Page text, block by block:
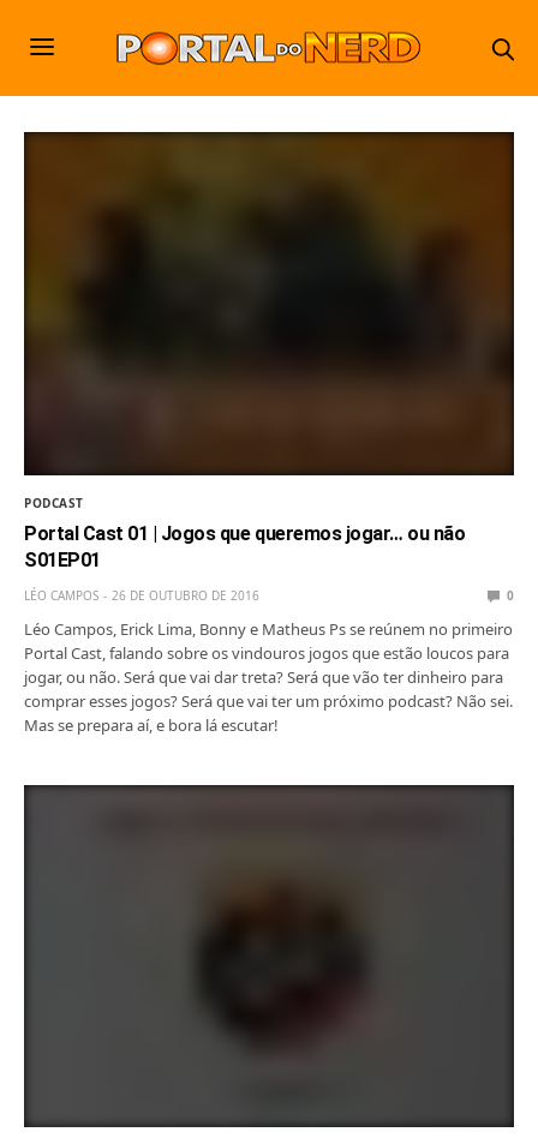
PODCAST
Portal Cast 01 | Jogos que queremos jogar… ou não
S01EP01
LÉO CAMPOS 26 DE OUTUBRO DE 2016 0
Léo Campos, Erick Lima, Bonny e Matheus Ps se reúnem no primeiro
Portal Cast, falando sobre os vindouros jogos que estão loucos para
jogar, ou não. Será que vai dar treta? Será que vão ter dinheiro para
comprar esses jogos? Será que vai ter um próximo podcast? Não sei.
Mas se prepara aí, e bora lá escutar!